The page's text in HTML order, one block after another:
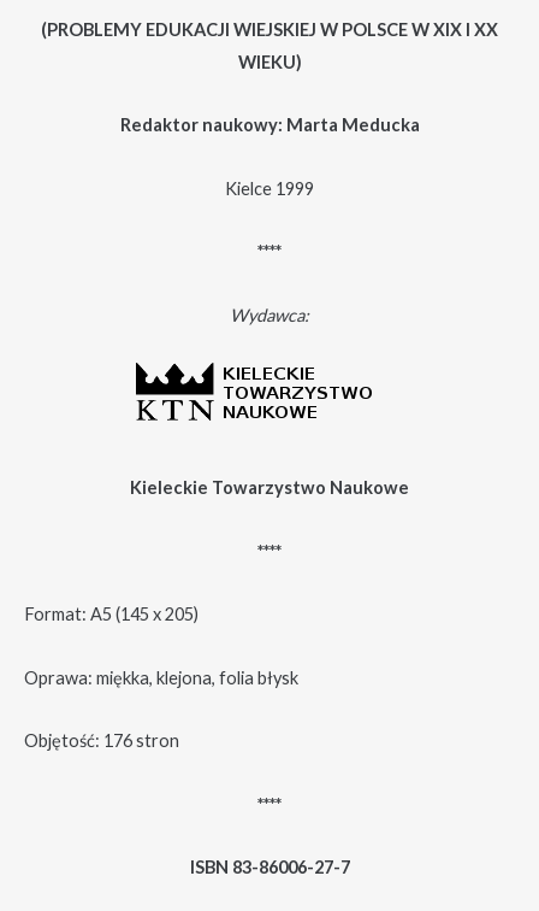
(PROBLEMY EDUKACJI WIEJSKIEJ W POLSCE W XIX I XX
WIEKU)
Redaktor naukowy: Marta Meducka
Kielce 1999
****
Wydawca:
Kieleckie Towarzystwo Naukowe
****
Format: A5 (145 x 205)
Oprawa: miękka, klejona, folia błysk
Objętość: 176 stron
****
ISBN 83-86006-27-7